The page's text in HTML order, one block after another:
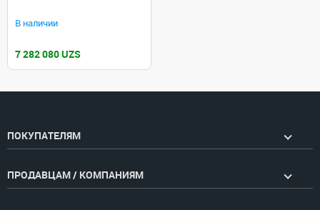
В наличии
7 282 080 UZS
ПОКУПАТЕЛЯМ
ПРОДАВЦАМ / КОМПАНИЯМ